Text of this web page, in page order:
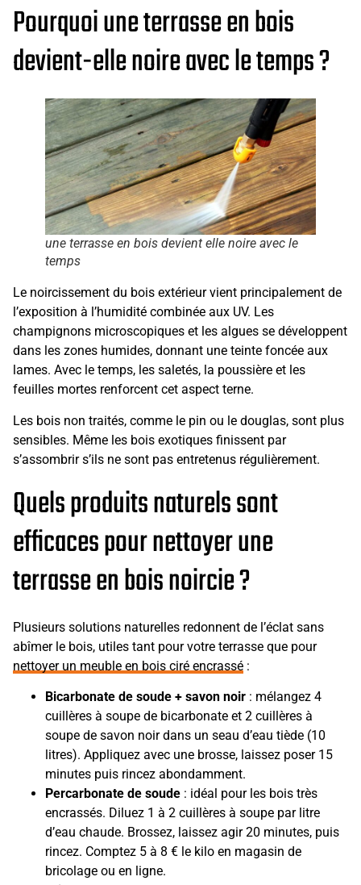
Pourquoi une terrasse en bois
devient-elle noire avec le temps ?
une terrasse en bois devient elle noire avec le
temps
Le noircissement du bois extérieur vient principalement de
l’exposition à l’humidité combinée aux UV. Les
champignons microscopiques et les algues se développent
dans les zones humides, donnant une teinte foncée aux
lames. Avec le temps, les saletés, la poussière et les
feuilles mortes renforcent cet aspect terne.
Les bois non traités, comme le pin ou le douglas, sont plus
sensibles. Même les bois exotiques finissent par
s’assombrir s’ils ne sont pas entretenus régulièrement.
Quels produits naturels sont
efficaces pour nettoyer une
terrasse en bois noircie ?
Plusieurs solutions naturelles redonnent de l’éclat sans
abîmer le bois, utiles tant pour votre terrasse que pour
nettoyer un meuble en bois ciré encrassé :
Bicarbonate de soude + savon noir : mélangez 4
cuillères à soupe de bicarbonate et 2 cuillères à
soupe de savon noir dans un seau d’eau tiède (10
litres). Appliquez avec une brosse, laissez poser 15
minutes puis rincez abondamment.
Percarbonate de soude : idéal pour les bois très
encrassés. Diluez 1 à 2 cuillères à soupe par litre
d’eau chaude. Brossez, laissez agir 20 minutes, puis
rincez. Comptez 5 à 8 € le kilo en magasin de
bricolage ou en ligne.